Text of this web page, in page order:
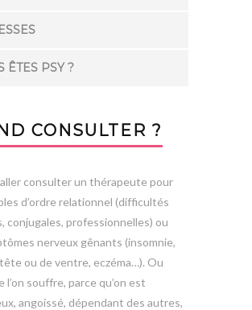
ÊTES PSY ?
CONSULTER ?
consulter un thérapeute pour
d’ordre relationnel (difficultés
conjugales, professionnelles) ou
nerveux gênants (insomnie,
ou de ventre, eczéma…). Ou
l’on souffre, parce qu’on est
angoissé, dépendant des autres,